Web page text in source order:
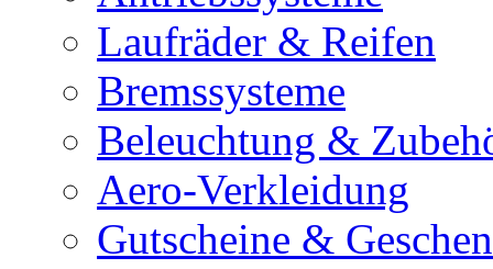
Laufräder & Reifen
Bremssysteme
Beleuchtung &
Aero-Verkleidung
Gutscheine &